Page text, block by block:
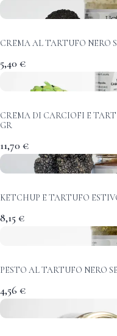
CREMA AL TARTUFO NERO
5,40 €
CREMA DI CARCIOFI E
GR
11,70 €
KETCHUP E TARTUFO
8,15 €
PESTO AL TARTUFO NERO
4,56 €